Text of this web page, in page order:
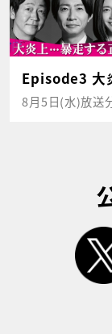
Episode3 大
8月5日(水)放送